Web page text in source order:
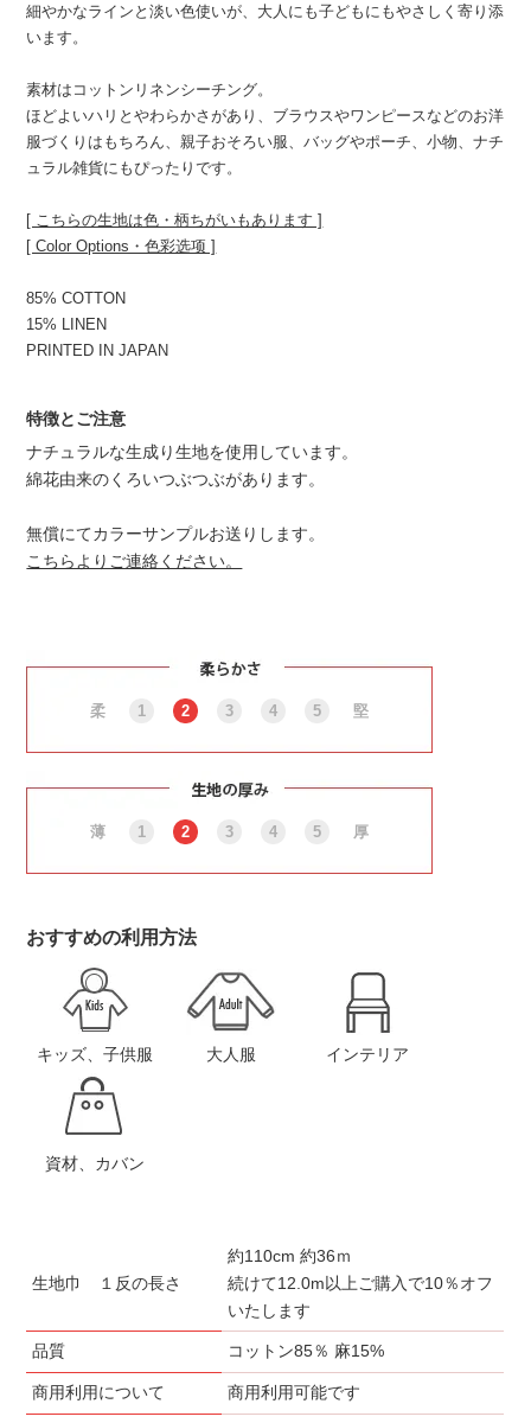
細やかなラインと淡い色使いが、大人にも子どもにもやさしく寄り添
います。
素材はコットンリネンシーチング。
ほどよいハリとやわらかさがあり、ブラウスやワンピースなどのお洋
服づくりはもちろん、親子おそろい服、バッグやポーチ、小物、ナチ
ュラル雑貨にもぴったりです。
[ こちらの生地は色・柄ちがいもあります ]
[ Color Options・色彩选项 ]
85% COTTON
15% LINEN
PRINTED IN JAPAN
特徴とご注意
ナチュラルな生成り生地を使用しています。
綿花由来のくろいつぶつぶがあります。
無償にてカラーサンプルお送りします。
こちらよりご連絡ください。
柔 1 2 3 4 5 堅
薄 1 2 3 4 5 厚
おすすめの利用方法
キッズ、子供服 大人服 インテリア
資材、カバン
生地巾 １反の長さ
約110cm 約36ｍ
続けて12.0m以上ご購入で10％オフ
いたします
品質 コットン85％ 麻15%
商用利用について 商用利用可能です